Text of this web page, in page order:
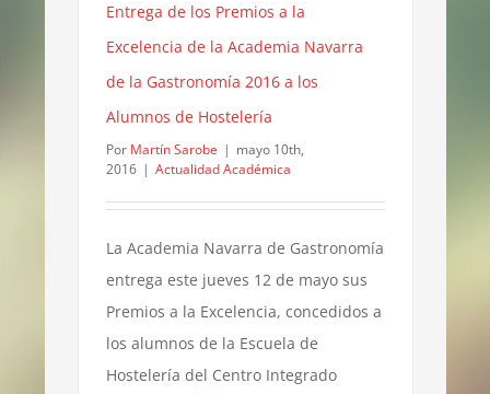
Entrega de los Premios a la
Excelencia de la Academia Navarra
de la Gastronomía 2016 a los
Alumnos de Hostelería
Por Martín Sarobe | mayo 10th,
2016 | Actualidad Académica
La Academia Navarra de Gastronomía
entrega este jueves 12 de mayo sus
Premios a la Excelencia, concedidos a
los alumnos de la Escuela de
Hostelería del Centro Integrado